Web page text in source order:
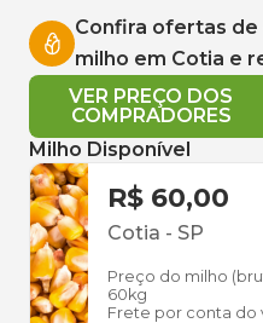
Confira ofertas
milho em Cotia e
VER PREÇO DOS
COMPRADORES
Milho Disponível
R$ 60,00
Cotia - SP
Preço do milho
60kg
Frete por conta do